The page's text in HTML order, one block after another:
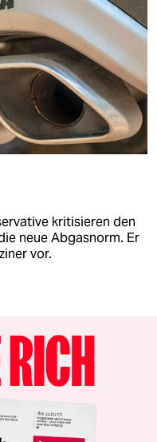
kritisieren den
neue Abgasnorm. Er
vor.